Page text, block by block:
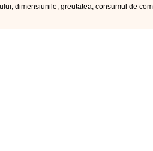
dimensiunile, greutatea, consumul de